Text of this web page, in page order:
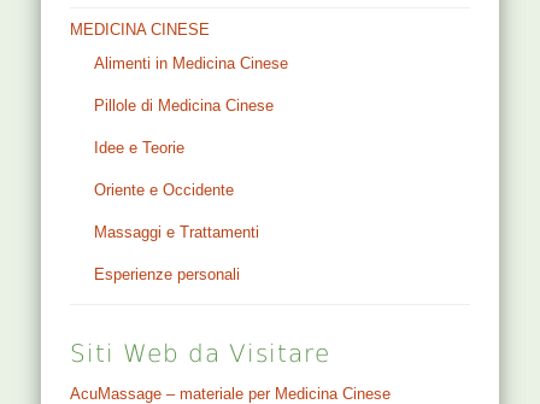
MEDICINA CINESE
Alimenti in Medicina Cinese
Pillole di Medicina Cinese
Idee e Teorie
Oriente e Occidente
Massaggi e Trattamenti
Esperienze personali
Siti Web da Visitare
AcuMassage – materiale per Medicina Cinese